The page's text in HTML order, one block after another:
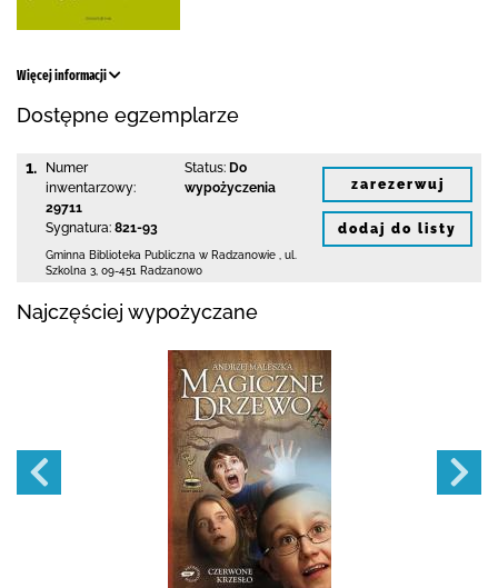
Więcej informacji
Dostępne egzemplarze
1.
Numer
inwentarzowy:
29711
Sygnatura: 821-93
Status: Do
wypożyczenia
Gminna Biblioteka Publiczna w Radzanowie
ul.
Szkolna 3 09-451 Radzanowo
zarezerwuj
dodaj do listy
Najczęściej wypożyczane